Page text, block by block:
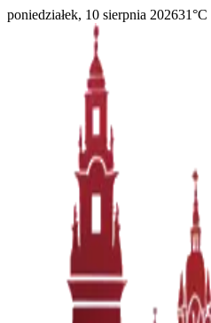
poniedziałek, 10 sierpnia 202631°C